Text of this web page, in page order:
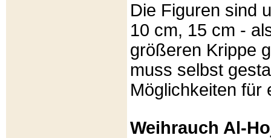
Die Figuren sind
10 cm, 15 cm -
größeren Krippe
muss selbst
Möglichkeiten für
Weihrauch Al-